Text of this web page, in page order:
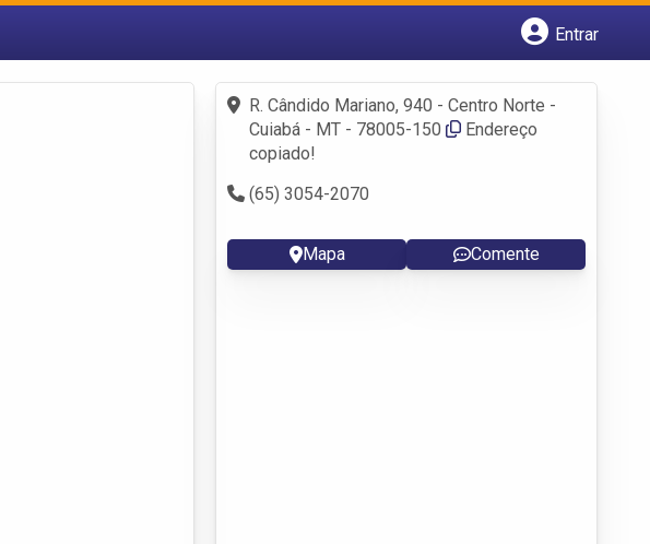
Entrar
Fazer login
Criar conta
R. Cândido Mariano, 940 - Centro Norte -
Cuiabá - MT - 78005-150
Endereço
copiado!
(65) 3054-2070
Mapa Comente